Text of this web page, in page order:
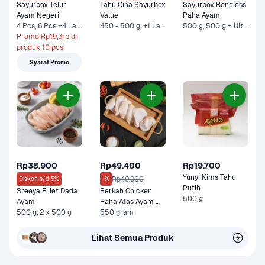
Sayurbox Telur
Ayam Negeri
4 Pcs, 6 Pcs +4 Lainnya
Promo Rp19,3rb di
produk 10 pcs
Syarat Promo
Tahu Cina Sayurbox
Value
450 - 500 g, +1 Lainnya
Sayurbox Boneless
Paha Ayam
500 g, 500 g + Ultra Milk UHT Low Fat Chocolate 1 liter +1 Lainnya
Rp38.900
Diskon s/d 5%
Sreeya Fillet Dada
Ayam
500 g, 2 x 500 g
Rp49.400
1% Rp49.900
Berkah Chicken
Paha Atas Ayam
Probiotik Organik
550 gram
Rp19.700
Yunyi Kims Tahu
Putih
500 g
Lihat Semua Produk